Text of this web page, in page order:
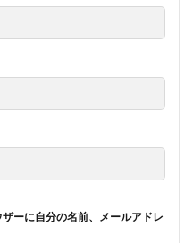
ーに自分の名前、メールアドレ